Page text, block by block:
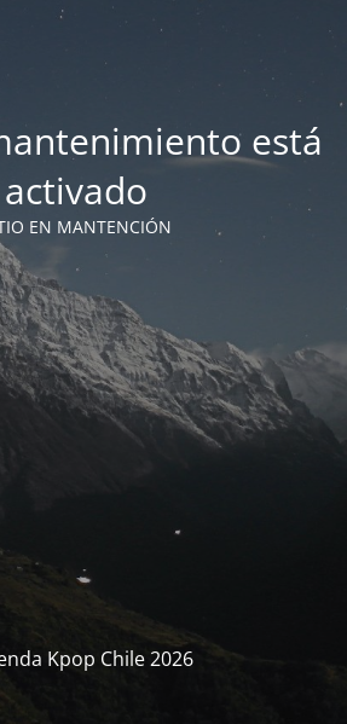
está
activado
EN MANTENCIÓN
Kpop Chile 2026